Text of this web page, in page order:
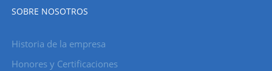
SOBRE NOSOTROS
Historia de la empresa
Honores y Certificaciones